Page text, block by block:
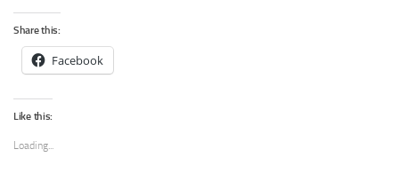
Share this:
Facebook
Like this:
Loading...